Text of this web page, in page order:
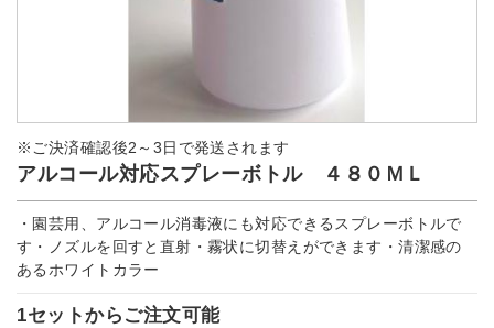
※ご決済確認後2～3日で発送されます
アルコール対応スプレーボトル ４８０ＭＬ
・園芸用、アルコール消毒液にも対応できるスプレーボトルで
す・ノズルを回すと直射・霧状に切替えができます・清潔感の
あるホワイトカラー
1セットからご注文可能